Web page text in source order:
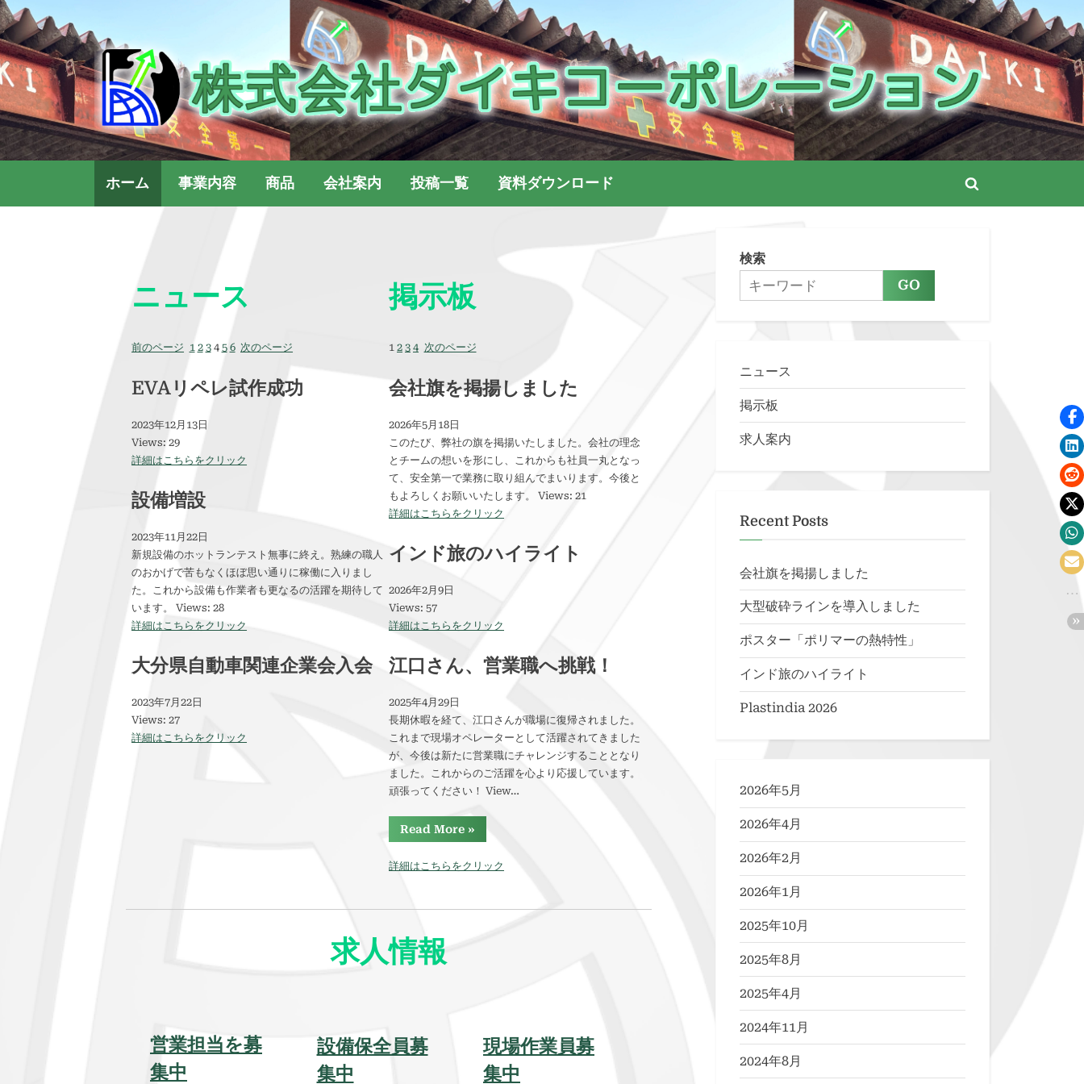
Skip
to
content
株式会社ダイキコーポレーション
株式会社ダイキコーポレーション
ホーム 事業内容 商品 会社案内 投稿一覧 資料ダウンロード
Toggle
ニュース
前のページ 1 2 3 4 5 6 次のページ
EVAリペレ試作成功
2023年12月13日
Views: 29
詳細はこちらをクリック
設備増設
2023年11月22日
新規設備のホットランテスト無事に終え。熟練の職人
のおかげで苦もなくほぼ思い通りに稼働に入りまし
た。これから設備も作業者も更なるの活躍を期待して
います。 Views: 28
詳細はこちらをクリック
大分県自動車関連企業会入会
2023年7月22日
Views: 27
詳細はこちらをクリック
掲示板
1 2 3 4 次のページ
会社旗を掲揚しました
2026年5月18日
このたび、弊社の旗を掲揚いたしました。会社の理念
とチームの想いを形にし、これからも社員一丸となっ
て、安全第一で業務に取り組んでまいります。今後と
もよろしくお願いいたします。 Views: 21
詳細はこちらをクリック
インド旅のハイライト
2026年2月9日
Views: 57
詳細はこちらをクリック
江口さん、営業職へ挑戦！
2025年4月29日
長期休暇を経て、江口さんが職場に復帰されました。
これまで現場オペレーターとして活躍されてきました
が、今後は新たに営業職にチャレンジすることとなり
ました。これからのご活躍を心より応援しています。
頑張ってください！ View…
Read More“
江
さ
ん
業
»
詳細はこちらをクリック
求人情報
営業担当を募
集中
設備保全員募
集中
現場作業員募
集中
検索
GO
ニュース
掲示板
求人案内
Recent Posts
会社旗を掲揚しました
大型破砕ラインを導入しました
ポスター「ポリマーの熱特性」
インド旅のハイライト
Plastindia 2026
2026年5月
2026年4月
2026年2月
2026年1月
2025年10月
2025年8月
2025年4月
2024年11月
2024年8月